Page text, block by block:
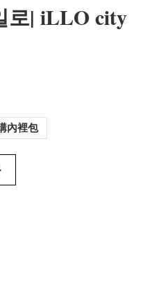
| iLLO city
內裡包